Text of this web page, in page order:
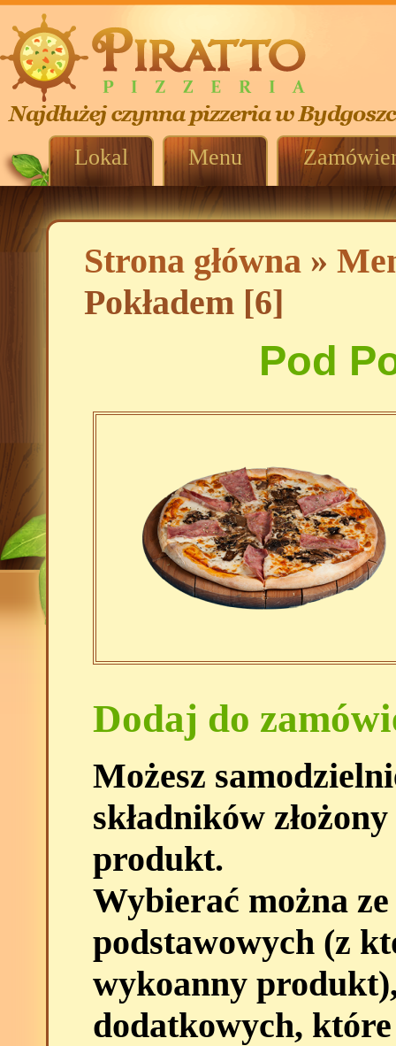
Lokal Menu
Strona główna »
Pokładem [6]
Pod
Dodaj do
Możesz
składników
produkt.
Wybierać można
podstawowych (z
wykoanny
dodatkowych,